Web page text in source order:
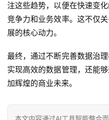
注这些趋势，以便在快速变
竞争力和业务效率。这不仅
展的核心动力。
最终，通过不断完善数据治
实现高效的数据管理，还能
加辉煌的商业未来。
本文内容通过AI工具智能整合